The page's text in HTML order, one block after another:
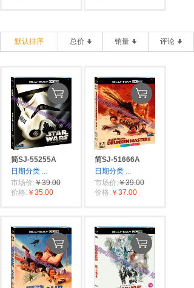
默认排序 总价 销量 评论
简SJ-55255A
日期分类 ...
市场价:￥39.00
价格: ￥35.00
简SJ-51666A
日期分类 ...
市场价:￥39.00
价格: ￥37.00